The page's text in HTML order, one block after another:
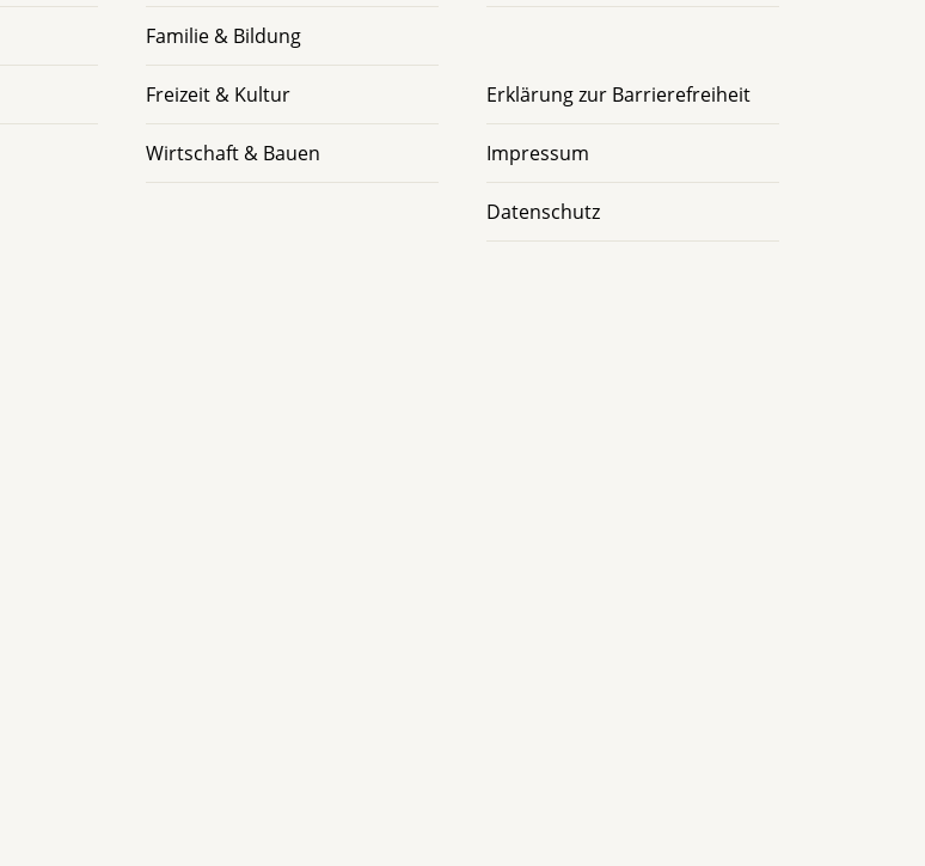
Familie & Bildung
Freizeit & Kultur
Wirtschaft & Bauen
Erklärung zur Barrierefreiheit
Impressum
Datenschutz